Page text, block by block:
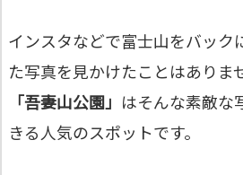
インスタなどで富士山をバック
た写真を見かけたことはありま
「吾妻山公園」 はそんな素敵な
きる人気のスポットです。